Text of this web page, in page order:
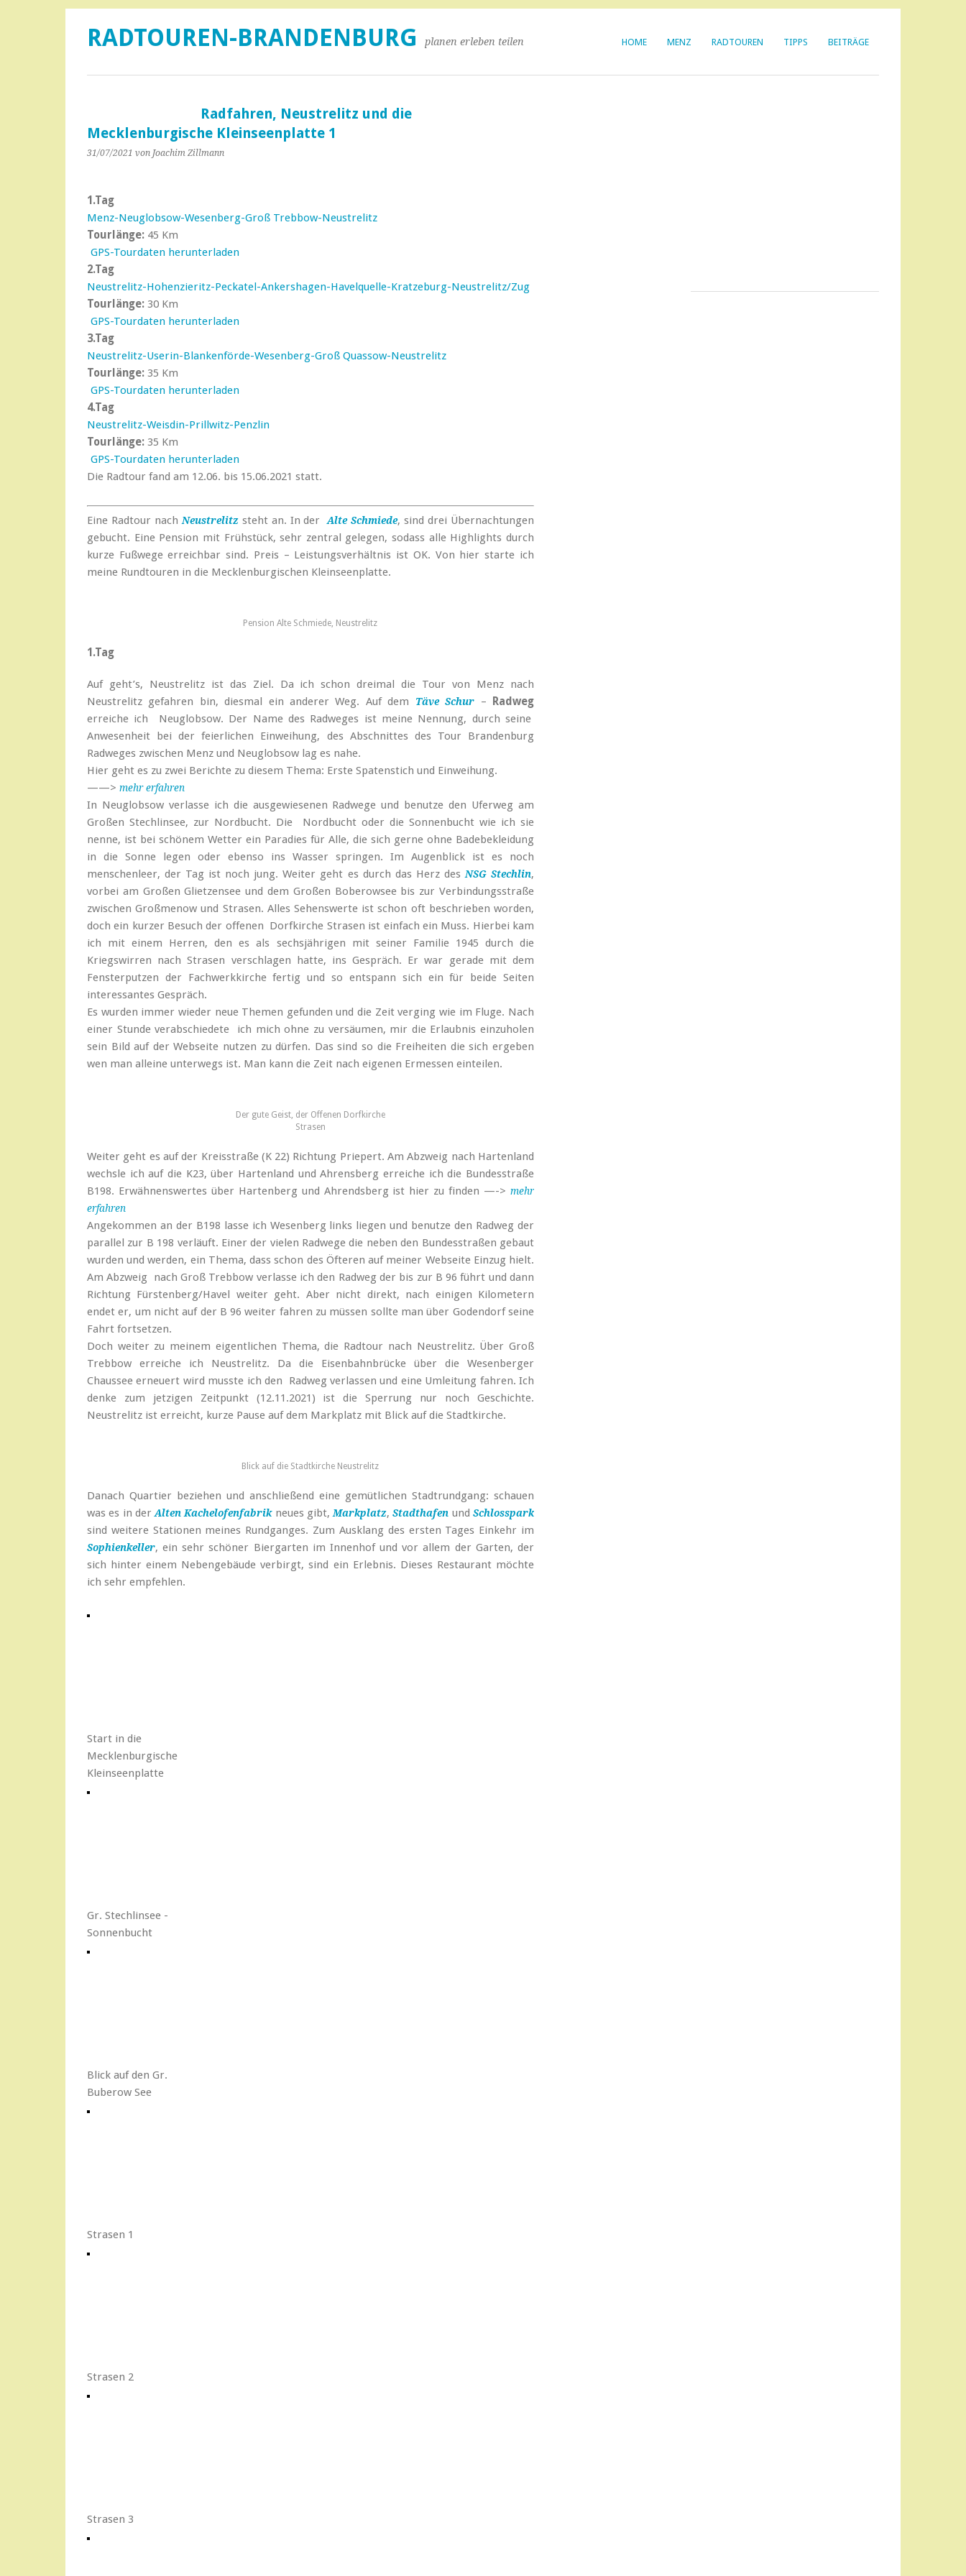
HOME MENZ RADTOUREN TIPPS BEITRÄGE
RADTOUREN-BRANDENBURG planen erleben teilen
Radfahren, Neustrelitz und die
Mecklenburgische Kleinseenplatte 1
31/07/2021 von Joachim Zillmann
1.Tag
Menz-Neuglobsow-Wesenberg-Groß Trebbow-Neustrelitz
Tourlänge: 45 Km
GPS-Tourdaten herunterladen
2.Tag
Neustrelitz-Hohenzieritz-Peckatel-Ankershagen-Havelquelle-Kratzeburg-Neustrelitz/Zug
Tourlänge: 30 Km
GPS-Tourdaten herunterladen
3.Tag
Neustrelitz-Userin-Blankenförde-Wesenberg-Groß Quassow-Neustrelitz
Tourlänge: 35 Km
GPS-Tourdaten herunterladen
4.Tag
Neustrelitz-Weisdin-Prillwitz-Penzlin
Tourlänge: 35 Km
GPS-Tourdaten herunterladen
Die Radtour fand am 12.06. bis 15.06.2021 statt.
Eine Radtour nachNeustrelitzsteht an. In derAlte Schmiede, sind drei Übernachtungen
gebucht. Eine Pension mit Frühstück, sehr zentral gelegen, sodass alle Highlights durch
kurze Fußwege erreichbar sind. Preis – Leistungsverhältnis ist OK. Von hier starte ich
meine Rundtouren in die Mecklenburgischen Kleinseenplatte.
Pension Alte Schmiede, Neustrelitz
1.Tag
Auf geht’s, Neustrelitz ist das Ziel. Da ich schon dreimal die Tour von Menz nach
Neustrelitz gefahren bin, diesmal ein anderer Weg. Auf dem
Täve Schur –
Radweg
erreiche ich Neuglobsow. Der Name des Radweges ist meine Nennung, durch seine
Anwesenheit bei der feierlichen Einweihung, des Abschnittes des Tour Brandenburg
Radweges zwischen Menz und Neuglobsow lag es nahe.
Hier geht es zu zwei Berichte zu diesem Thema: Erste Spatenstich und Einweihung.
——> mehr erfahren
In Neuglobsow verlasse ich die ausgewiesenen Radwege und benutze den Uferweg am
Großen Stechlinsee, zur Nordbucht. Die Nordbucht oder die Sonnenbucht wie ich sie
nenne, ist bei schönem Wetter ein Paradies für Alle, die sich gerne ohne Badebekleidung
in die Sonne legen oder ebenso ins Wasser springen. Im Augenblick ist es noch
menschenleer, der Tag ist noch jung. Weiter geht es durch das Herz desNSG Stechlin,
vorbei am Großen Glietzensee und dem Großen Boberowsee bis zur Verbindungsstraße
zwischen Großmenow und Strasen. Alles Sehenswerte ist schon oft beschrieben worden,
doch ein kurzer Besuch der offenen Dorfkirche Strasen ist einfach ein Muss. Hierbei kam
ich mit einem Herren, den es als sechsjährigen mit seiner Familie 1945 durch die
Kriegswirren nach Strasen verschlagen hatte, ins Gespräch. Er war gerade mit dem
Fensterputzen der Fachwerkkirche fertig und so entspann sich ein für beide Seiten
interessantes Gespräch.
Es wurden immer wieder neue Themen gefunden und die Zeit verging wie im Fluge. Nach
einer Stunde verabschiedete ich mich ohne zu versäumen, mir die Erlaubnis einzuholen
sein Bild auf der Webseite nutzen zu dürfen. Das sind so die Freiheiten die sich ergeben
wen man alleine unterwegs ist. Man kann die Zeit nach eigenen Ermessen einteilen.
Der gute Geist, der Offenen Dorfkirche
Strasen
Weiter geht es auf der Kreisstraße (K 22) Richtung Priepert. Am Abzweig nach Hartenland
wechsle ich auf die K23, über Hartenland und Ahrensberg erreiche ich die Bundesstraße
B198. Erwähnenswertes über Hartenberg und Ahrendsberg ist hier zu finden —-> mehr
erfahren
Angekommen an der B198 lasse ich Wesenberg links liegen und benutze den Radweg der
parallel zur B 198 verläuft. Einer der vielen Radwege die neben den Bundesstraßen gebaut
wurden und werden, ein Thema, dass schon des Öfteren auf meiner Webseite Einzug hielt.
Am Abzweig nach Groß Trebbow verlasse ich den Radweg der bis zur B 96 führt und dann
Richtung Fürstenberg/Havel weiter geht. Aber nicht direkt, nach einigen Kilometern
endet er, um nicht auf der B 96 weiter fahren zu müssen sollte man über Godendorf seine
Fahrt fortsetzen.
Doch weiter zu meinem eigentlichen Thema, die Radtour nach Neustrelitz. Über Groß
Trebbow erreiche ich Neustrelitz. Da die Eisenbahnbrücke über die Wesenberger
Chaussee erneuert wird musste ich den Radweg verlassen und eine Umleitung fahren. Ich
denke zum jetzigen Zeitpunkt (12.11.2021) ist die Sperrung nur noch Geschichte.
Neustrelitz ist erreicht, kurze Pause auf dem Markplatz mit Blick auf die Stadtkirche.
Blick auf die Stadtkirche Neustrelitz
Danach Quartier beziehen und anschließend eine gemütlichen Stadtrundgang: schauen
was es in derAlten Kachelofenfabrikneues gibt,Markplatz,Stadthafen undSchlosspark
sind weitere Stationen meines Rundganges. Zum Ausklang des ersten Tages Einkehr im
Sophienkeller, ein sehr schöner Biergarten im Innenhof und vor allem der Garten, der
sich hinter einem Nebengebäude verbirgt, sind ein Erlebnis. Dieses Restaurant möchte
ich sehr empfehlen.
Start in die
Mecklenburgische
Kleinseenplatte
Gr. Stechlinsee -
Sonnenbucht
Blick auf den Gr.
Buberow See
Strasen 1
Strasen 2
Strasen 3